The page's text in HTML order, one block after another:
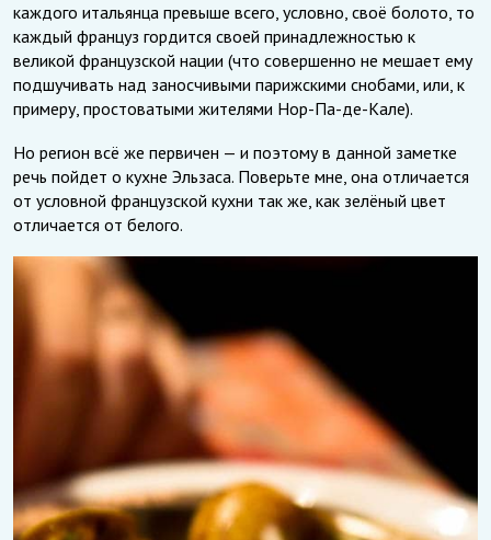
каждого итальянца превыше всего, условно, своё болото, то
каждый француз гордится своей принадлежностью к
великой французской нации (что совершенно не мешает ему
подшучивать над заносчивыми парижскими снобами, или, к
примеру, простоватыми жителями Нор-Па-де-Кале).
Но регион всё же первичен — и поэтому в данной заметке
речь пойдет о кухне Эльзаса. Поверьте мне, она отличается
от условной французской кухни так же, как зелёный цвет
отличается от белого.